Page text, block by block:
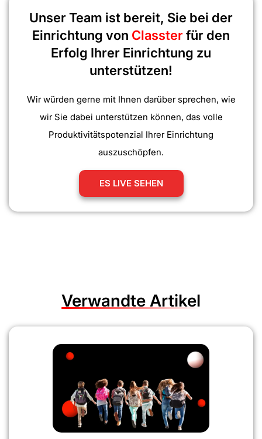
Unser Team ist bereit, Sie bei der
Einrichtung von Classterfür den
Erfolg Ihrer Einrichtung zu
unterstützen!
Wir würden gerne mit Ihnen darüber sprechen, wie
wir Sie dabei unterstützen können, das volle
Produktivitätspotenzial Ihrer Einrichtung
auszuschöpfen.
ES LIVE SEHEN
Verwandte Artikel